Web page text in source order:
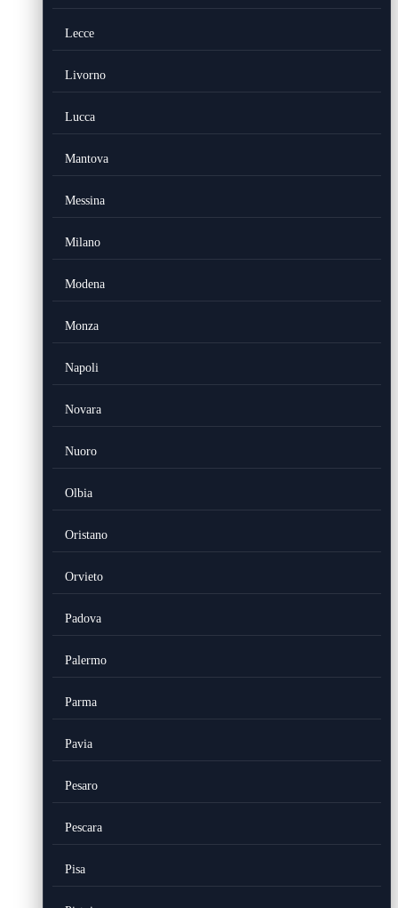
Lecce
Livorno
Lucca
Mantova
Messina
Milano
Modena
Monza
Napoli
Novara
Nuoro
Olbia
Oristano
Orvieto
Padova
Palermo
Parma
Pavia
Pesaro
Pescara
Pisa